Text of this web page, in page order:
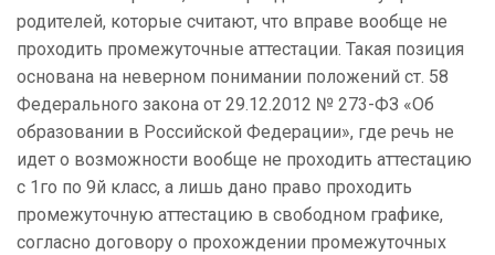
родителей, которые считают, что вправе вообще не
проходить промежуточные аттестации. Такая позиция
основана на неверном понимании положений ст. 58
Федерального закона от 29.12.2012 № 273-ФЗ «Об
образовании в Российской Федерации», где речь не
идет о возможности вообще не проходить аттестацию
с 1го по 9й класс, а лишь дано право проходить
промежуточную аттестацию в свободном графике,
согласно договору о прохождении промежуточных